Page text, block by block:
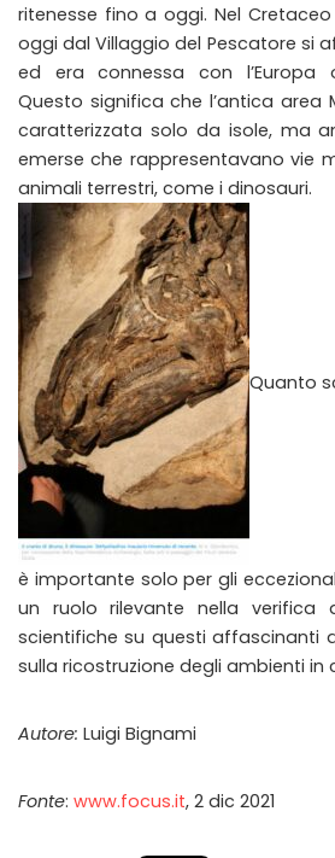
ritenesse fino a oggi. Nel
oggi dal Villaggio del Pescatore si
ed era connessa con l’Europa
Questo significa che l’antica area
caratterizzata solo da isole, ma
emerse che rappresentavano vie
animali terrestri, come i dinosauri.
Quanto
è importante solo per gli
un ruolo rilevante nella verifica
scientifiche su questi affascinanti
sulla ricostruzione degli ambienti in
Autore: Luigi Bignami
Fonte: www.focus.it, 2 dic 2021